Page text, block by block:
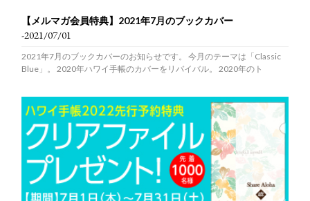
【メルマガ会員特典】2021年7月のブックカバー
-2021/07/01
2021年7月のブックカバーのお知らせです。 今月のテーマは「Classic
Blue」。 2020年ハワイ手帳のカバーをリバイバル。 2020年のト